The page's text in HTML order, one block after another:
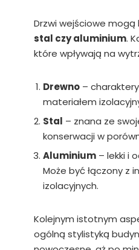
Drzwi wejściowe mogą
stal czy aluminium.
które wpływają na
Drewno –
materiałem
Stal – znana ze
konserwacji w
Aluminium – lekki i
Może być łączony z
izolacyjnych.
Kolejnym istotnym
ogólną stylistyką